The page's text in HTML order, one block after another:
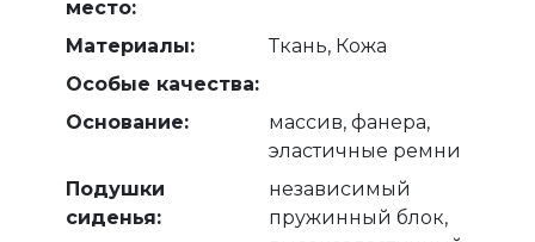
место:
Материалы:
Ткань, Кожа
Особые качества:
Основание:
массив, фанера,
эластичные ремни
Подушки
сиденья:
независимый
пружинный блок,